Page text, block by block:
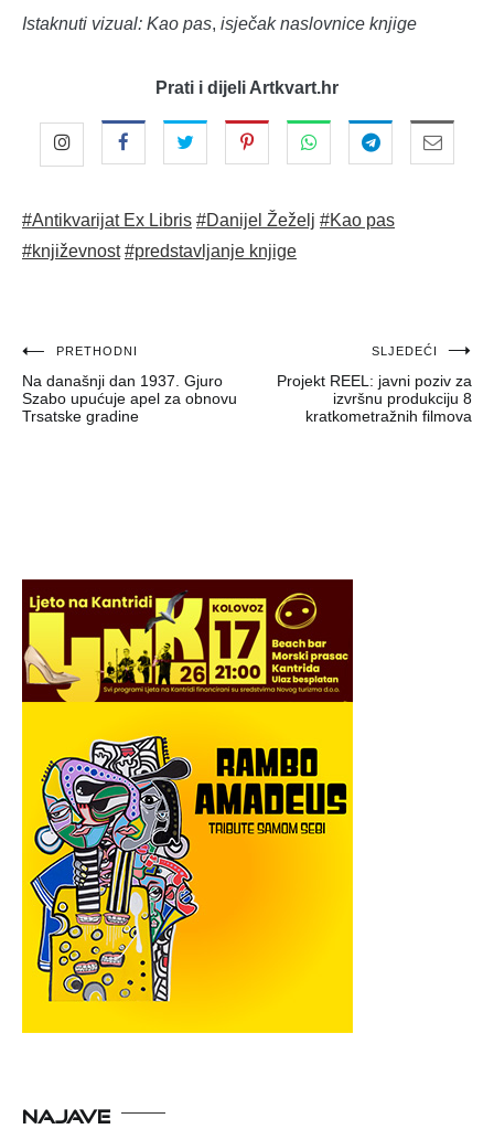
Istaknuti vizual: Kao pas, isječak naslovnice knjige
Prati i dijeli Artkvart.hr
#Antikvarijat Ex Libris #Danijel Žeželj #Kao pas
#književnost #predstavljanje knjige
Navigacija
objava
PRETHODNI
Na današnji dan 1937. Gjuro
Szabo upućuje apel za obnovu
Trsatske gradine
SLJEDEĆI
Projekt REEL: javni poziv za
izvršnu produkciju 8
kratkometražnih filmova
NAJAVE